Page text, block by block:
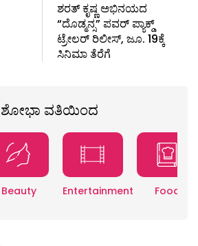
ಶರತ್ ಕೃಷ್ಣ ಅಭಿನಯದ
“ದೊಡ್ಮನ್ಸ” ಪವರ್ ಪ್ಯಾಕ್ಡ್
ಟ್ರೇಲರ್ ರಿಲೀಸ್, ಜೂ. 19ಕ್ಕೆ
ಸಿನಿಮಾ ತೆರೆಗೆ
ವತಿಯಿಂದ
Beauty Entertainment Food